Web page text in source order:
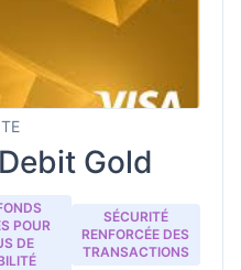
Gold
POUR
DE
SÉCURITÉ
RENFORCÉE DES
TRANSACTIONS